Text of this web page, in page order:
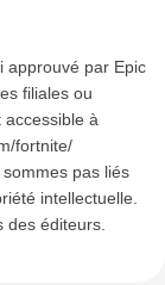
approuvé par Epic
filiales ou
accessible à
fortnite/
pas liés
intellectuelle.
des éditeurs.